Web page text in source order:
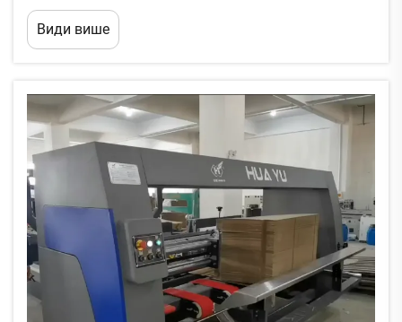
за папки које добијају добру негу обично трају
негде између 10 и 15 година у већини случајева.
Али ово није у камену. Стварни животни век
Види више